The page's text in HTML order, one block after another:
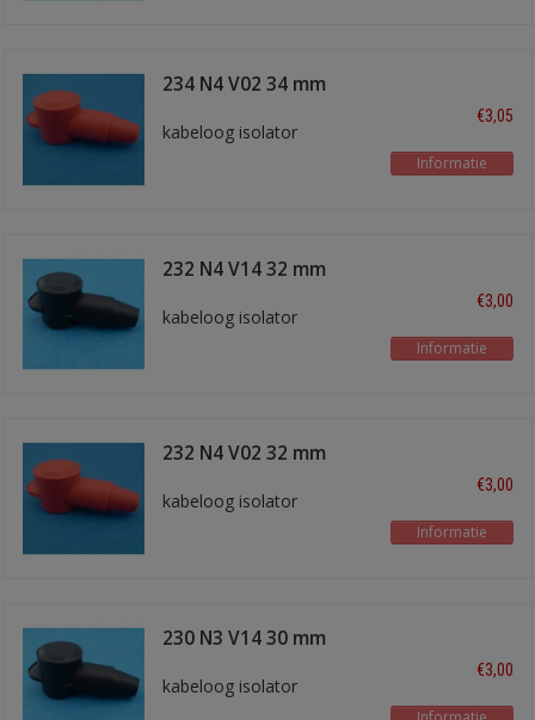
234 N4 V02 34 mm
kabeloog isolator
€3,05
Informatie
232 N4 V14 32 mm
kabeloog isolator
€3,00
Informatie
232 N4 V02 32 mm
kabeloog isolator
€3,00
Informatie
230 N3 V14 30 mm
kabeloog isolator
€3,00